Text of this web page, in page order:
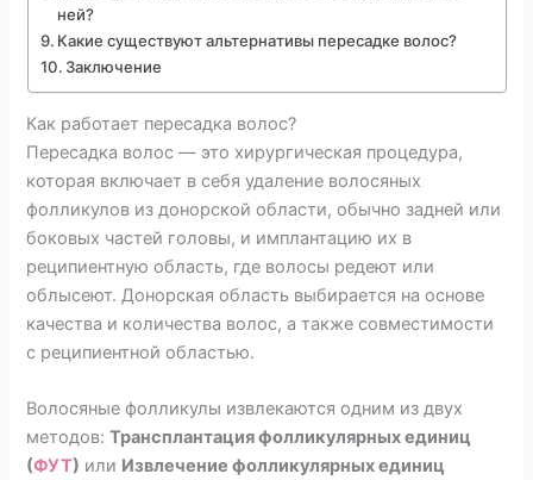
ней?
Какие существуют альтернативы пересадке волос?
Заключение
Как работает пересадка волос?
Пересадка волос — это хирургическая процедура,
которая включает в себя удаление волосяных
фолликулов из донорской области, обычно задней или
боковых частей головы, и имплантацию их в
реципиентную область, где волосы редеют или
облысеют. Донорская область выбирается на основе
качества и количества волос, а также совместимости
с реципиентной областью.
Волосяные фолликулы извлекаются одним из двух
методов:Трансплантация фолликулярных единиц
(ФУТ) или Извлечение фолликулярных единиц